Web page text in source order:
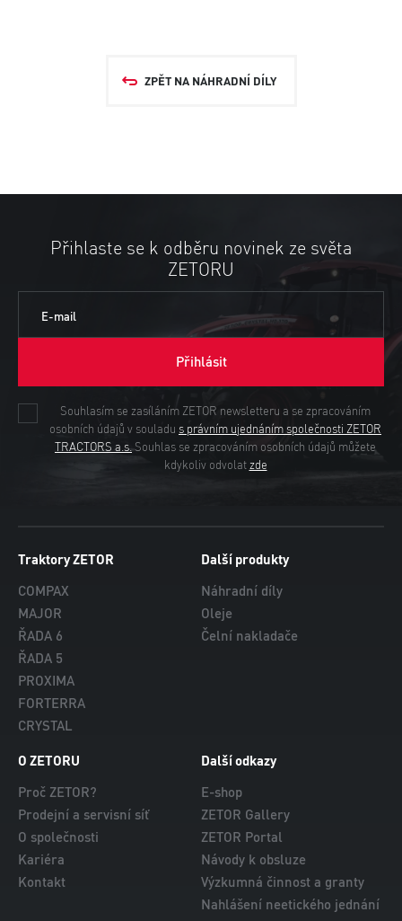
ZPĚT NA NÁHRADNÍ DÍLY
Přihlaste se k odběru novinek ze světa
ZETORU
E-mail
Přihlásit
Souhlasím se zasíláním ZETOR newsletteru a se zpracováním
osobních údajů v souladu s právním ujednáním společnosti ZETOR
TRACTORS a.s. Souhlas se zpracováním osobních údajů můžete
kdykoliv odvolat zde
Traktory ZETOR
COMPAX
MAJOR
ŘADA 6
ŘADA 5
PROXIMA
FORTERRA
CRYSTAL
Další produkty
Náhradní díly
Oleje
Čelní nakladače
O ZETORU
Proč ZETOR?
Prodejní a servisní síť
O společnosti
Kariéra
Kontakt
Další odkazy
E-shop
ZETOR Gallery
ZETOR Portal
Návody k obsluze
Výzkumná činnost a granty
Nahlášení neetického jednání